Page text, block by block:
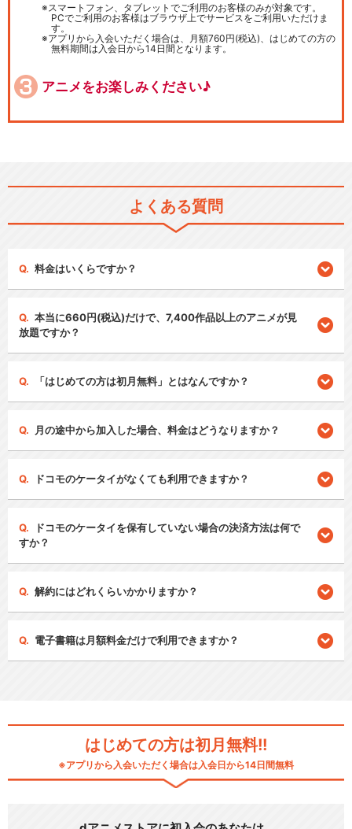
スマートフォン、タブレットでご利用のお客様のみが対象です。
PCでご利用のお客様はブラウザ上でサービスをご利用いただけま
す。
アプリから入会いただく場合は、月額760円(税込)、はじめての方の
無料期間は入会日から14日間となります。
アニメをお楽しみください♪
よくある質問
料金はいくらですか？
本当に660円(税込)だけで、7,400作品以上のアニメが見
放題ですか？
「はじめての方は初月無料」とはなんですか？
月の途中から加入した場合、料金はどうなりますか？
ドコモのケータイがなくても利用できますか？
ドコモのケータイを保有していない場合の決済方法は何で
すか？
解約にはどれくらいかかりますか？
電子書籍は月額料金だけで利用できますか？
はじめての方は初月無料!!
※アプリから入会いただく場合は入会日から14日間無料